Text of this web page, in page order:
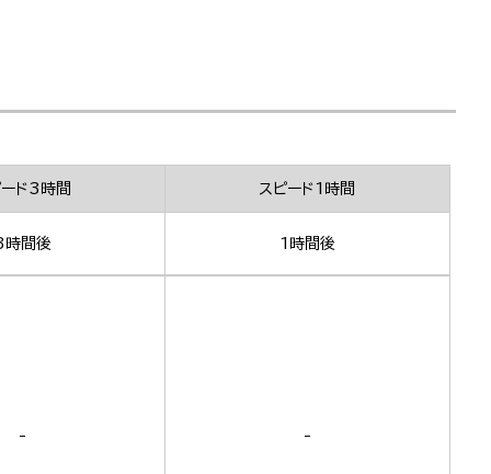
ド3時間 スピード1時間
間後 1時間後
- -